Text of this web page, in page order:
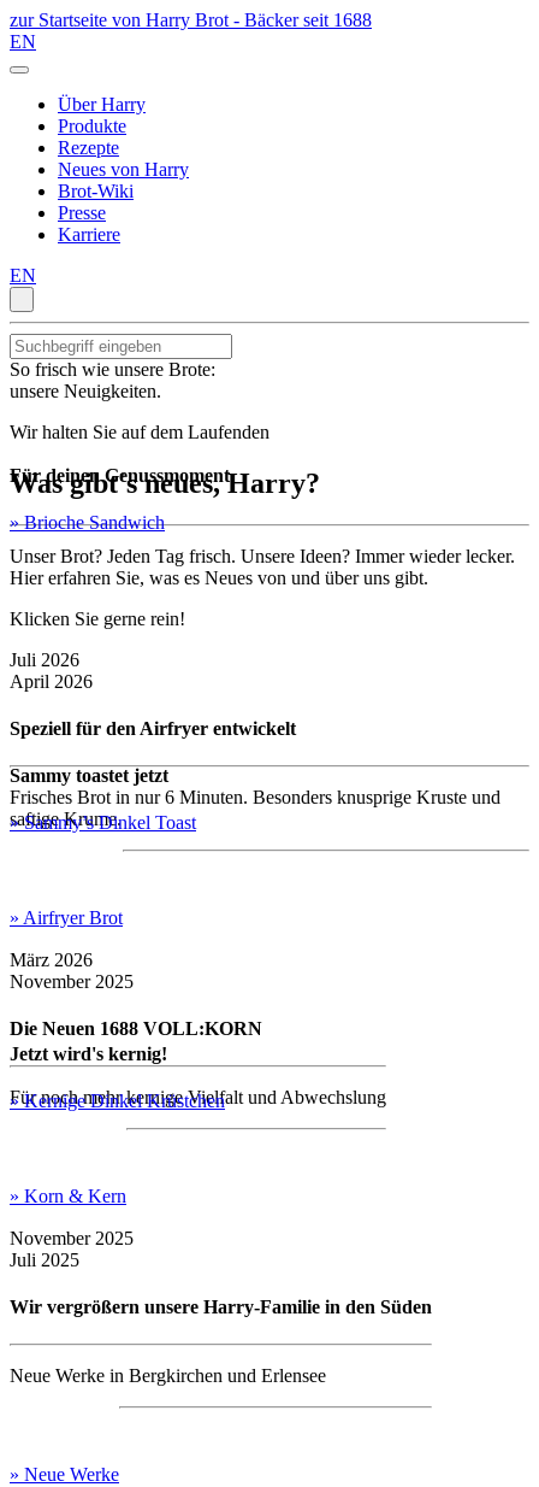
zur Startseite von Harry Brot - Bäcker seit 1688
EN
Über Harry
Produkte
Rezepte
Neues von Harry
Brot-Wiki
Presse
Karriere
EN
So frisch wie unsere Brote:
unsere Neuigkeiten.
Wir halten Sie auf dem Laufenden
Was gibt's neues, Harry?
Unser Brot? Jeden Tag frisch. Unsere Ideen? Immer wieder lecker.
Hier erfahren Sie, was es Neues von und über uns gibt.
Klicken Sie gerne rein!
Juli 2026
Für deinen Genussmoment
» Brioche Sandwich
April 2026
Speziell für den Airfryer entwickelt
Frisches Brot in nur 6 Minuten. Besonders knusprige Kruste und
saftige Krume.
» Airfryer Brot
März 2026
Sammy toastet jetzt
» Sammy’s Dinkel Toast
November 2025
Die Neuen 1688 VOLL:KORN
Für noch mehr kernige Vielfalt und Abwechslung
» Korn & Kern
November 2025
Jetzt wird's kernig!
» Kernige Dinkel Krüstchen
Juli 2025
Wir vergrößern unsere Harry-Familie in den Süden
Neue Werke in Bergkirchen und Erlensee
» Neue Werke